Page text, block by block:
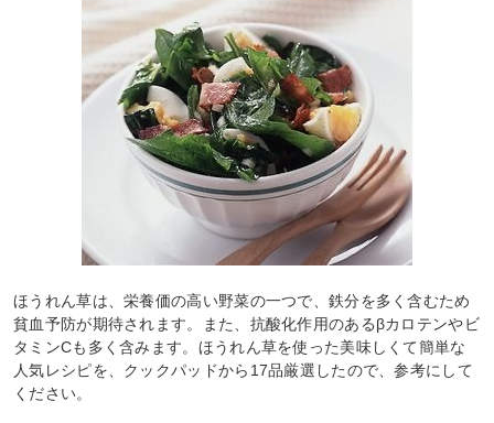
ほうれん草は、栄養価の高い野菜の一つで、鉄分を多く含むため
貧血予防が期待されます。また、抗酸化作用のあるβカロテンやビ
タミンCも多く含みます。ほうれん草を使った美味しくて簡単な
人気レシピを、クックパッドから17品厳選したので、参考にして
ください。